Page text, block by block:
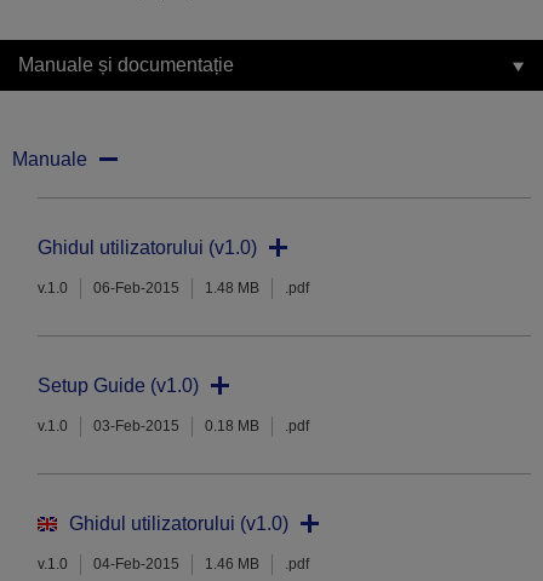
Manuale și documentație
Manuale
Ghidul utilizatorului (v1.0)
v.1.0 06-Feb-2015 1.48 MB .pdf
Setup Guide (v1.0)
v.1.0 03-Feb-2015 0.18 MB .pdf
Ghidul utilizatorului (v1.0)
v.1.0 04-Feb-2015 1.46 MB .pdf